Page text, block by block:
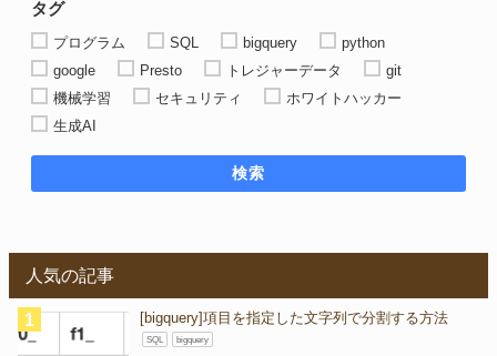
タグ
プログラム SQL bigquery
python
google
Presto トレジャーデータ
git
機械学習
セキュリティ
ホワイトハッカー
生成AI
検索
人気の記事
[bigquery]項目を指定した文字列で分割する方法
SQL bigquery